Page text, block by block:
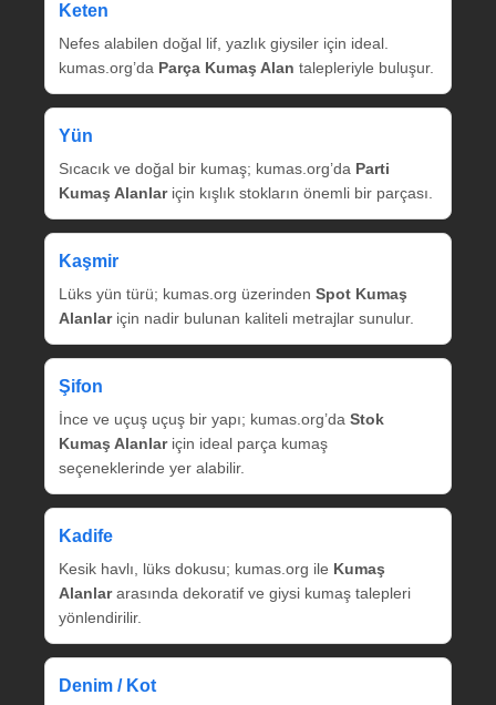
Keten
Nefes alabilen doğal lif, yazlık giysiler için ideal.
kumas.org’da Parça Kumaş Alan talepleriyle buluşur.
Yün
Sıcacık ve doğal bir kumaş; kumas.org’da Parti
Kumaş Alanlariçin kışlık stokların önemli bir parçası.
Kaşmir
Lüks yün türü; kumas.org üzerinden Spot Kumaş
Alanlariçin nadir bulunan kaliteli metrajlar sunulur.
Şifon
İnce ve uçuş uçuş bir yapı; kumas.org’da Stok
Kumaş Alanlariçin ideal parça kumaş
seçeneklerinde yer alabilir.
Kadife
Kesik havlı, lüks dokusu; kumas.org ile Kumaş
Alanlararasında dekoratif ve giysi kumaş talepleri
yönlendirilir.
Denim / Kot